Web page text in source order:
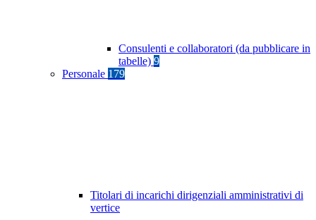
Consulenti e collaboratori (da pubblicare in
tabelle) 9
Personale 179
Titolari di incarichi dirigenziali amministrativi di
vertice